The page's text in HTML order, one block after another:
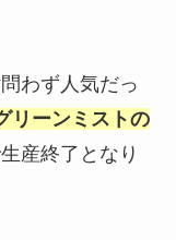
わず人気だっ
リーンミストの
産終了となり